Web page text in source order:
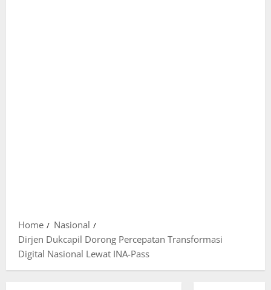
Home
Nasional
Dirjen Dukcapil Dorong Percepatan Transformasi
Digital Nasional Lewat INA-Pass